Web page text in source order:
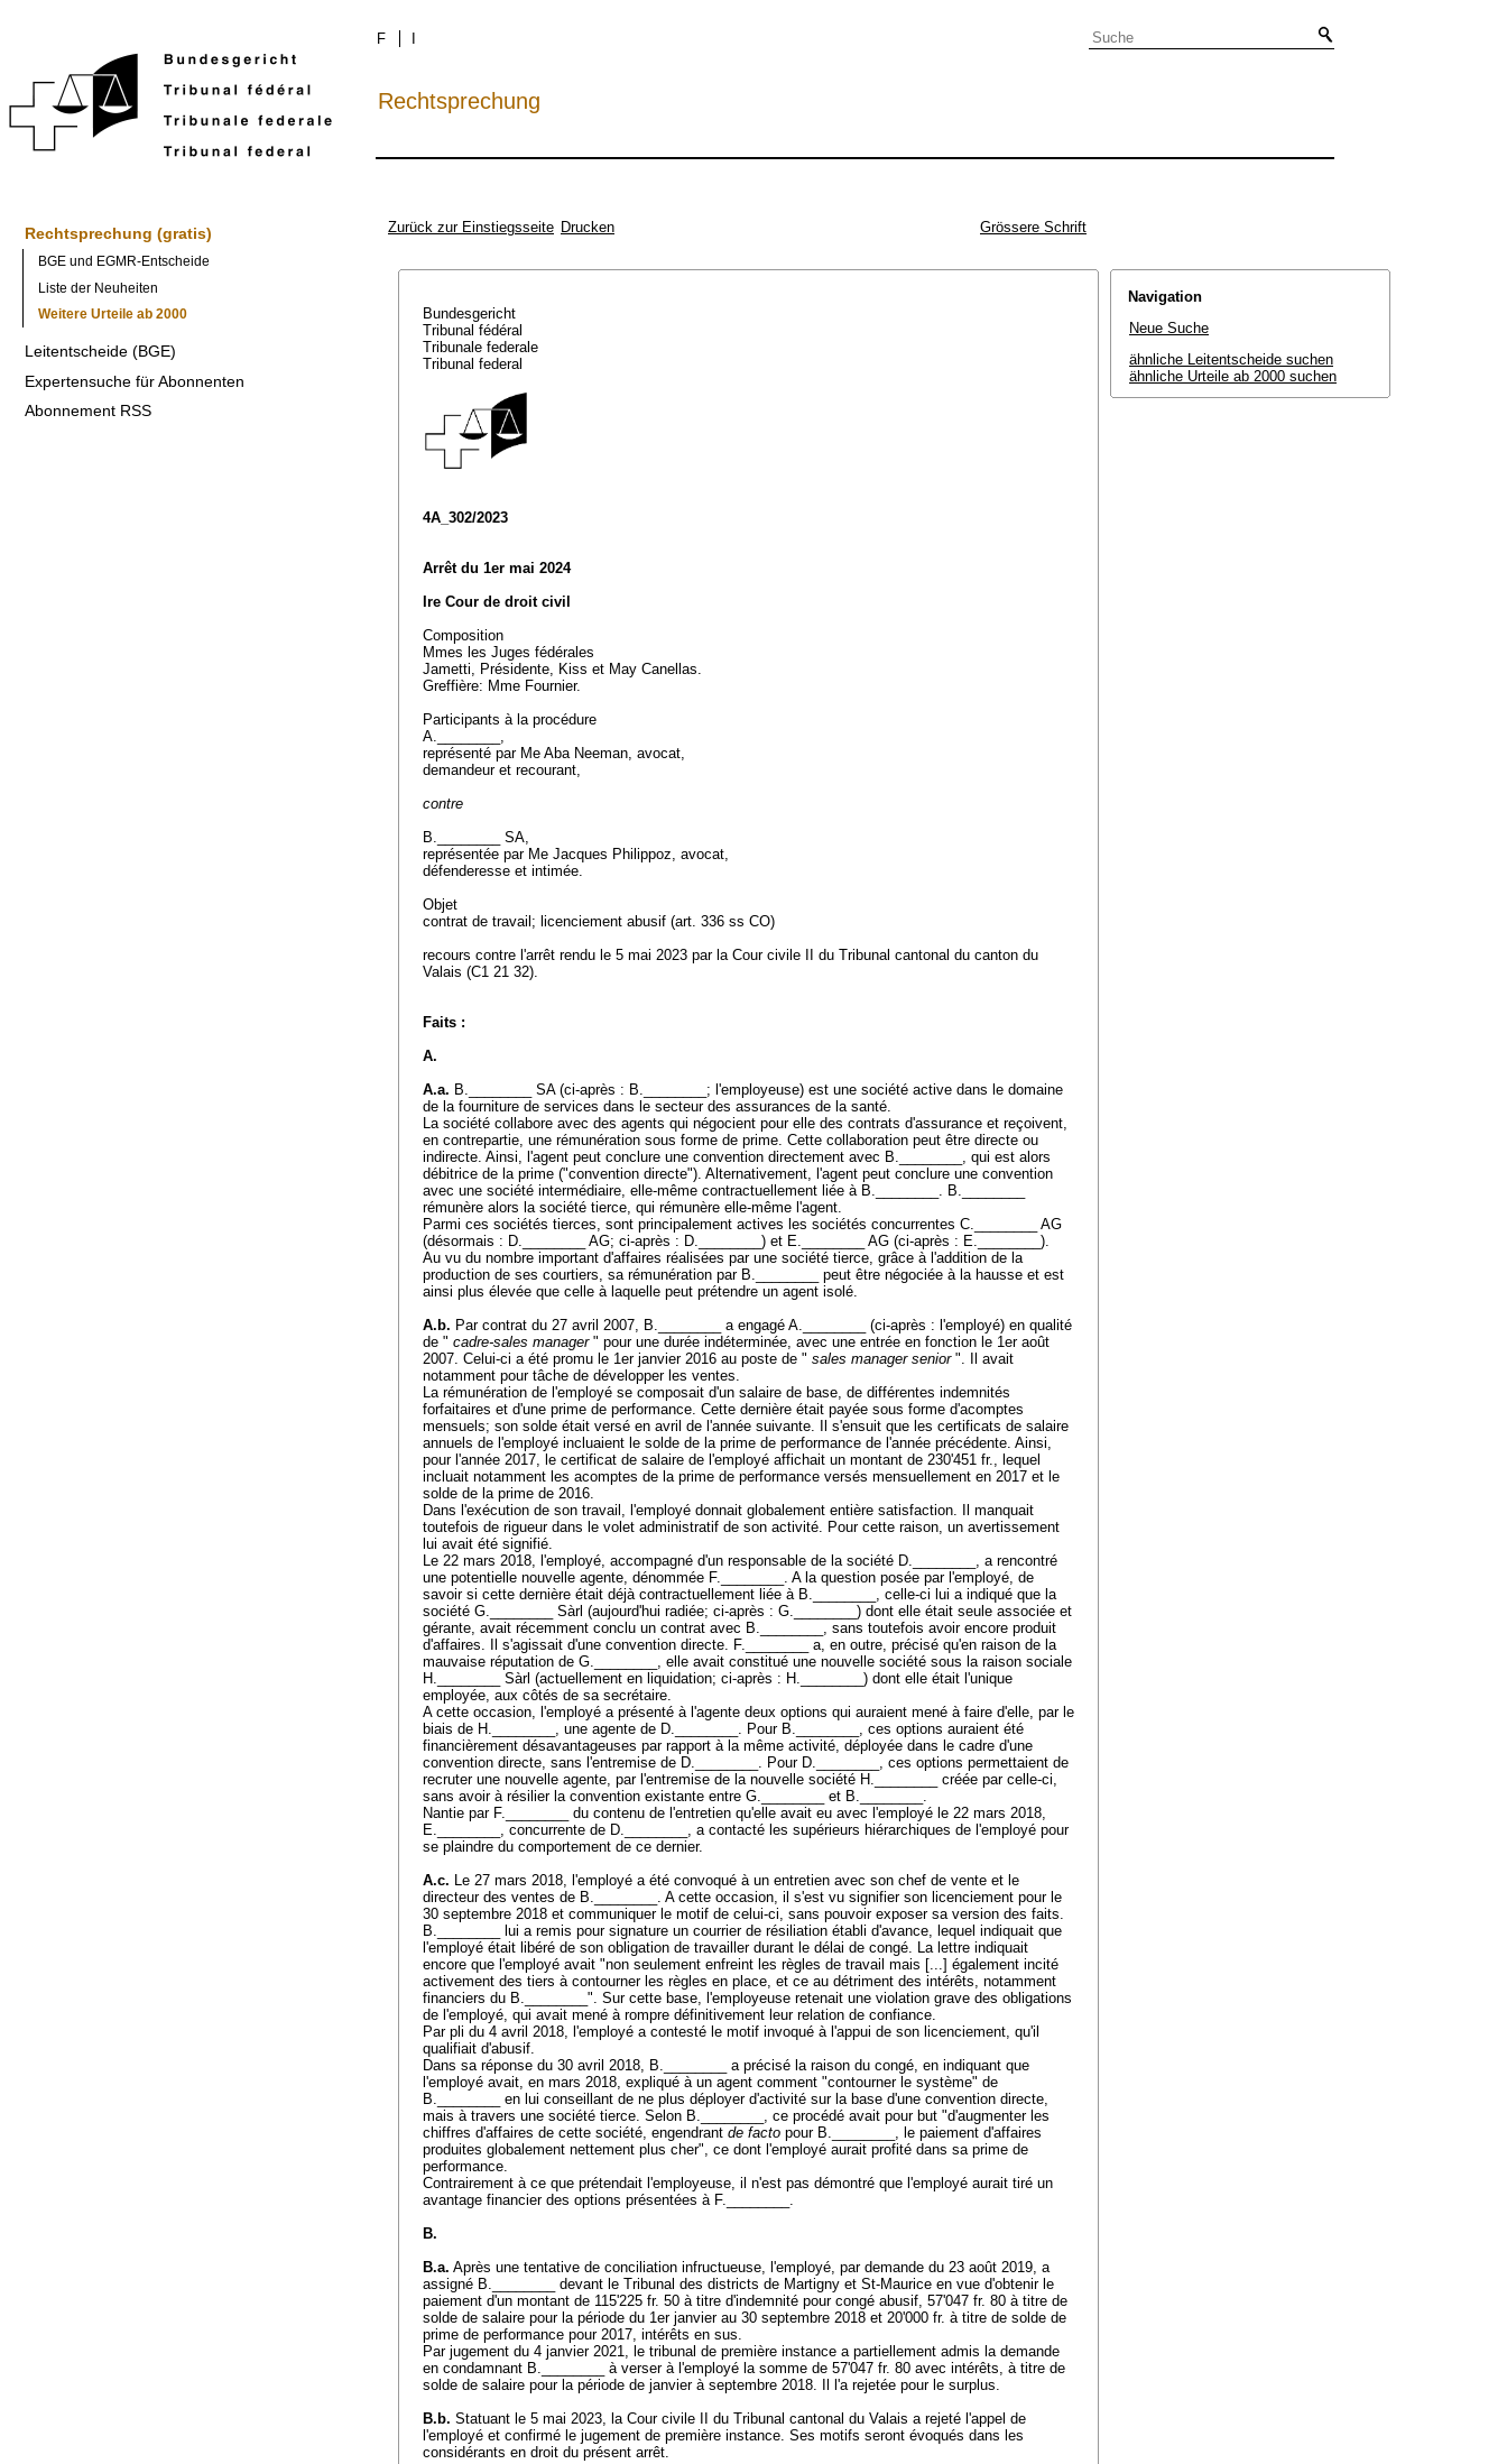
F
Rechtsprechung
Rechtsprechung (gratis)
BGE und EGMR-Entscheide
Liste der Neuheiten
Weitere Urteile ab 2000
Leitentscheide (BGE)
Expertensuche für Abonnenten
Abonnement RSS
Zurück zur Einstiegsseite Drucken Grössere Schrift
Bundesgericht
Tribunal fédéral
Tribunale federale
Tribunal federal
4A_302/2023
Arrêt du 1er mai 2024
Ire Cour de droit civil
Composition
Mmes les Juges fédérales
Jametti, Présidente, Kiss et May Canellas.
Greffière: Mme Fournier.
Participants à la procédure
A.________,
représenté par Me Aba Neeman, avocat,
demandeur et recourant,
contre
B.________ SA,
représentée par Me Jacques Philippoz, avocat,
défenderesse et intimée.
Objet
contrat de travail; licenciement abusif (art. 336 ss CO)
recours contre l'arrêt rendu le 5 mai 2023 par la Cour civile II du Tribunal cantonal du canton du
Valais (C1 21 32).
Faits :
A.
A.a. B.________ SA (ci-après : B.________; l'employeuse) est une société active dans le domaine
de la fourniture de services dans le secteur des assurances de la santé.
La société collabore avec des agents qui négocient pour elle des contrats d'assurance et reçoivent,
en contrepartie, une rémunération sous forme de prime. Cette collaboration peut être directe ou
indirecte. Ainsi, l'agent peut conclure une convention directement avec B.________, qui est alors
débitrice de la prime ("convention directe"). Alternativement, l'agent peut conclure une convention
avec une société intermédiaire, elle-même contractuellement liée à B.________. B.________
rémunère alors la société tierce, qui rémunère elle-même l'agent.
Parmi ces sociétés tierces, sont principalement actives les sociétés concurrentes C.________ AG
(désormais : D.________ AG; ci-après : D.________) et E.________ AG (ci-après : E.________).
Au vu du nombre important d'affaires réalisées par une société tierce, grâce à l'addition de la
production de ses courtiers, sa rémunération par B.________ peut être négociée à la hausse et est
ainsi plus élevée que celle à laquelle peut prétendre un agent isolé.
A.b. Par contrat du 27 avril 2007, B.________ a engagé A.________ (ci-après : l'employé) en qualité
de " cadre-sales manager" pour une durée indéterminée, avec une entrée en fonction le 1er août
2007. Celui-ci a été promu le 1er janvier 2016 au poste de " sales manager senior". Il avait
notamment pour tâche de développer les ventes.
La rémunération de l'employé se composait d'un salaire de base, de différentes indemnités
forfaitaires et d'une prime de performance. Cette dernière était payée sous forme d'acomptes
mensuels; son solde était versé en avril de l'année suivante. Il s'ensuit que les certificats de salaire
annuels de l'employé incluaient le solde de la prime de performance de l'année précédente. Ainsi,
pour l'année 2017, le certificat de salaire de l'employé affichait un montant de 230'451 fr., lequel
incluait notamment les acomptes de la prime de performance versés mensuellement en 2017 et le
solde de la prime de 2016.
Dans l'exécution de son travail, l'employé donnait globalement entière satisfaction. Il manquait
toutefois de rigueur dans le volet administratif de son activité. Pour cette raison, un avertissement
lui avait été signifié.
Le 22 mars 2018, l'employé, accompagné d'un responsable de la société D.________, a rencontré
une potentielle nouvelle agente, dénommée F.________. A la question posée par l'employé, de
savoir si cette dernière était déjà contractuellement liée à B.________, celle-ci lui a indiqué que la
société G.________ Sàrl (aujourd'hui radiée; ci-après : G.________) dont elle était seule associée et
gérante, avait récemment conclu un contrat avec B.________, sans toutefois avoir encore produit
d'affaires. Il s'agissait d'une convention directe. F.________ a, en outre, précisé qu'en raison de la
mauvaise réputation de G.________, elle avait constitué une nouvelle société sous la raison sociale
H.________ Sàrl (actuellement en liquidation; ci-après : H.________) dont elle était l'unique
employée, aux côtés de sa secrétaire.
A cette occasion, l'employé a présenté à l'agente deux options qui auraient mené à faire d'elle, par le
biais de H.________, une agente de D.________. Pour B.________, ces options auraient été
financièrement désavantageuses par rapport à la même activité, déployée dans le cadre d'une
convention directe, sans l'entremise de D.________. Pour D.________, ces options permettaient de
recruter une nouvelle agente, par l'entremise de la nouvelle société H.________ créée par celle-ci,
sans avoir à résilier la convention existante entre G.________ et B.________.
Nantie par F.________ du contenu de l'entretien qu'elle avait eu avec l'employé le 22 mars 2018,
E.________, concurrente de D.________, a contacté les supérieurs hiérarchiques de l'employé pour
se plaindre du comportement de ce dernier.
A.c. Le 27 mars 2018, l'employé a été convoqué à un entretien avec son chef de vente et le
directeur des ventes de B.________. A cette occasion, il s'est vu signifier son licenciement pour le
30 septembre 2018 et communiquer le motif de celui-ci, sans pouvoir exposer sa version des faits.
B.________ lui a remis pour signature un courrier de résiliation établi d'avance, lequel indiquait que
l'employé était libéré de son obligation de travailler durant le délai de congé. La lettre indiquait
encore que l'employé avait "non seulement enfreint les règles de travail mais [...] également incité
activement des tiers à contourner les règles en place, et ce au détriment des intérêts, notamment
financiers du B.________". Sur cette base, l'employeuse retenait une violation grave des obligations
de l'employé, qui avait mené à rompre définitivement leur relation de confiance.
Par pli du 4 avril 2018, l'employé a contesté le motif invoqué à l'appui de son licenciement, qu'il
qualifiait d'abusif.
Dans sa réponse du 30 avril 2018, B.________ a précisé la raison du congé, en indiquant que
l'employé avait, en mars 2018, expliqué à un agent comment "contourner le système" de
B.________ en lui conseillant de ne plus déployer d'activité sur la base d'une convention directe,
mais à travers une société tierce. Selon B.________, ce procédé avait pour but "d'augmenter les
chiffres d'affaires de cette société, engendrant de facto pour B.________, le paiement d'affaires
produites globalement nettement plus cher", ce dont l'employé aurait profité dans sa prime de
performance.
Contrairement à ce que prétendait l'employeuse, il n'est pas démontré que l'employé aurait tiré un
avantage financier des options présentées à F.________.
B.
B.a. Après une tentative de conciliation infructueuse, l'employé, par demande du 23 août 2019, a
assigné B.________ devant le Tribunal des districts de Martigny et St-Maurice en vue d'obtenir le
paiement d'un montant de 115'225 fr. 50 à titre d'indemnité pour congé abusif, 57'047 fr. 80 à titre de
solde de salaire pour la période du 1er janvier au 30 septembre 2018 et 20'000 fr. à titre de solde de
prime de performance pour 2017, intérêts en sus.
Par jugement du 4 janvier 2021, le tribunal de première instance a partiellement admis la demande
en condamnant B.________ à verser à l'employé la somme de 57'047 fr. 80 avec intérêts, à titre de
solde de salaire pour la période de janvier à septembre 2018. Il l'a rejetée pour le surplus.
B.b. Statuant le 5 mai 2023, la Cour civile II du Tribunal cantonal du Valais a rejeté l'appel de
l'employé et confirmé le jugement de première instance. Ses motifs seront évoqués dans les
considérants en droit du présent arrêt.
Navigation
Neue Suche
ähnliche Leitentscheide suchen
ähnliche Urteile ab 2000 suchen